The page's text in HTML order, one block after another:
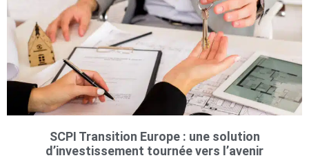
SCPI Transition Europe : une solution
d’investissement tournée vers l’avenir